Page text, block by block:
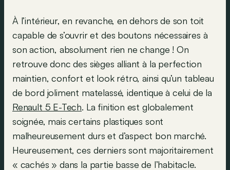
À l’intérieur, en revanche, en dehors de son toit
capable de s’ouvrir et des boutons nécessaires à
son action, absolument rien ne change ! On
retrouve donc des sièges alliant à la perfection
maintien, confort et look rétro, ainsi qu’un tableau
de bord joliment matelassé, identique à celui de la
Renault 5 E-Tech. La finition est globalement
soignée, mais certains plastiques sont
malheureusement durs et d’aspect bon marché.
Heureusement, ces derniers sont majoritairement
« cachés » dans la partie basse de l’habitacle.